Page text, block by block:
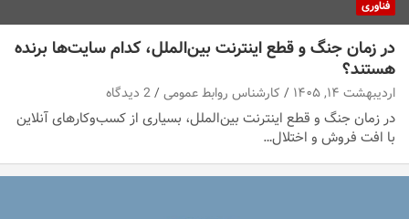
فناوری
در زمان جنگ و قطع اینترنت بین‌الملل، کدام سایت‌ها برنده
هستند؟
اردیبهشت ۱۴, ۱۴۰۵ کارشناس روابط عمومی 2 دیدگاه
در زمان جنگ و قطع اینترنت بین‌الملل، بسیاری از کسب‌وکارهای آنلاین
با افت فروش و اختلال…